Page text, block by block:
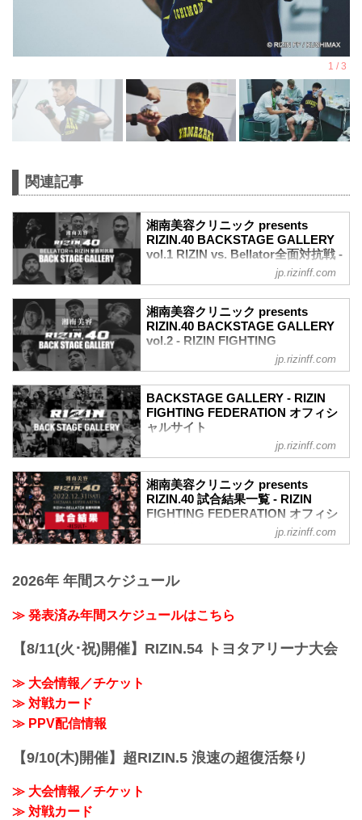
関連記事
湘南美容クリニック presents
RIZIN.40 BACKSTAGE GALLERY
vol.1 RIZIN vs. Bellator全面対抗戦 -
RIZIN FIGHTING FEDERATION オ
フィシャルサイト
戦いの裏側で選手が見せる真実の素顔を
収めた「BACKSTAGE GALLERY」
第1試合～第10試合までのvol.2はこち
第15試合／ホベルト・サトシ・ソウザ
AJ・マッキー7
ホベルト・サトシ・ソウザ7
第14試合／クレベル・コイケ vs. パトリ
パトリシオ・ピットブル5
クレベル・コイケ6
第13試合／扇久保博正 vs. 堀口恭司
堀口恭司6
扇久保博正5
第12試合／キム・スーチョル vs. フア
jp.rizinff.com
湘南美容クリニック presents
RIZIN.40 BACKSTAGE GALLERY
vol.2 - RIZIN FIGHTING
FEDERATION オフィシャルサイト
収めた「BACKSTAGE GALLERY」
第11試合〜第15試合までのvol.1（RIZIN
vs. Bellator全面対抗戦）はこちら！
パク・シウ3
第9試合／井上直樹 vs. 瀧澤謙太
井上直樹3
瀧澤謙太3
第8試合／スダリオ剛 vs. ジュニア・タフ
ァ
スダリオ剛4
ジョン・ドッドソン4
所英男3
jp.rizinff.com
BACKSTAGE GALLERY - RIZIN
FIGHTING FEDERATION オフィシ
ャルサイト
BACKSTAGE GALLERY の記事一覧 - 格
「RIZIN FIGHTING FEDERATION」（ラ
イジン ファイティング フェデレーショ
ン）の情報・加盟団体について発信して
jp.rizinff.com
湘南美容クリニック presents
RIZIN.40 試合結果一覧 - RIZIN
FIGHTING FEDERATION オフィシ
RIZIN vs. Bellator全面対抗戦
（LOSE）ホベルト・サトシ・ソウザ vs.
AJ・マッキー（WIN）
3R 判定 （0-3）
≫ 試合結果詳細
jp.rizinff.com
2026年 年間スケジュール
≫ 発表済み年間スケジュールはこちら
【8/11(火･祝)開催】RIZIN.54 トヨタアリーナ大会
≫ 大会情報／チケット
≫ 対戦カード
≫ PPV配信情報
【9/10(木)開催】超RIZIN.5 浪速の超復活祭り
≫ 大会情報／チケット
≫ 対戦カード